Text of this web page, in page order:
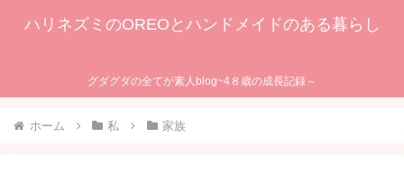
ハリネズミのOREOとハンドメイドのある暮らし
グダグダの全てが素人blog~4８歳の成長記録～
ホーム 私 家族